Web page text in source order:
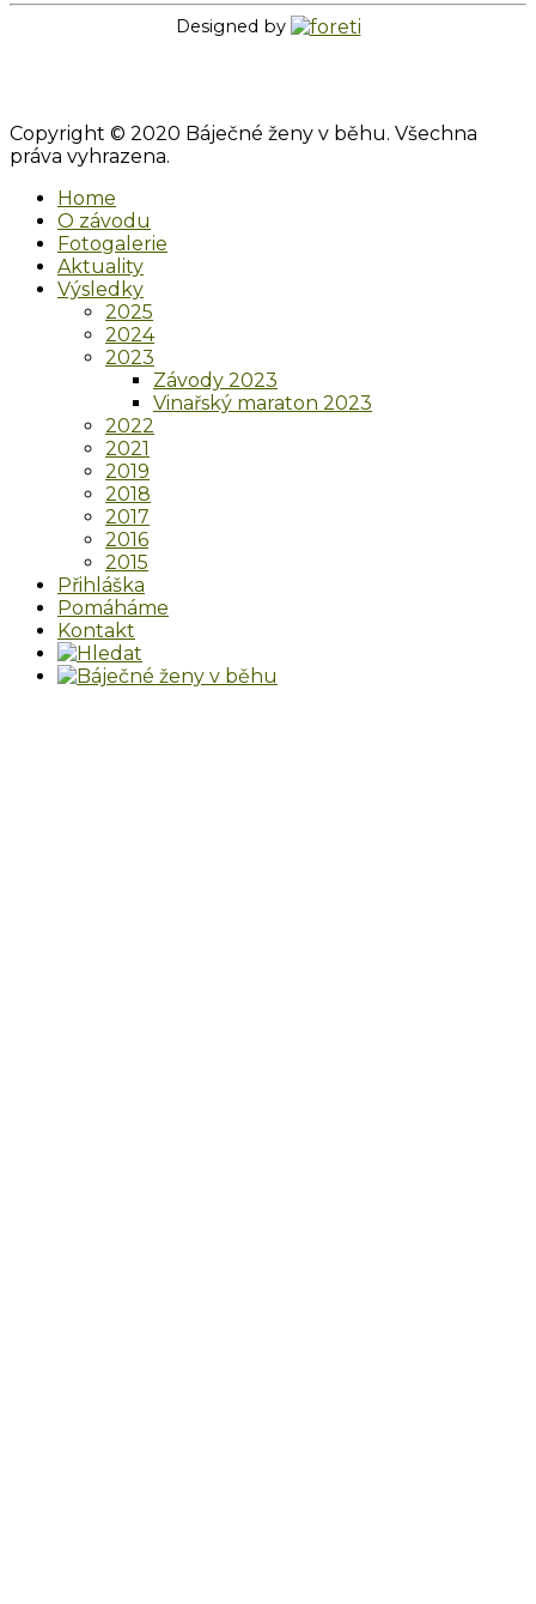
Designed by
Copyright © 2020 Báječné ženy v běhu. Všechna
práva vyhrazena.
Home
O závodu
Fotogalerie
Aktuality
Výsledky
2025
2024
2023
Závody 2023
Vinařský maraton 2023
2022
2021
2019
2018
2017
2016
2015
Přihláška
Pomáháme
Kontakt